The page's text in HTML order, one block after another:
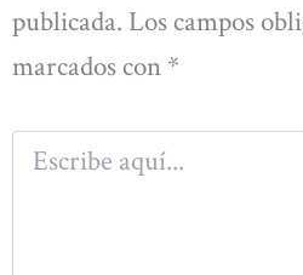
publicada. Los campos
marcados con *
Escribe
aquí...